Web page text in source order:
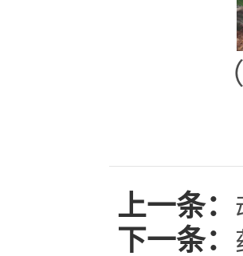
上一条：
下一条：